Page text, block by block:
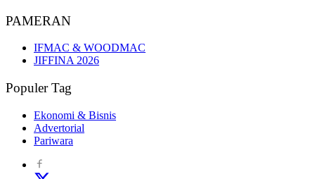
PAMERAN
IFMAC & WOODMAC
JIFFINA 2026
Populer Tag
Ekonomi & Bisnis
Advertorial
Pariwara